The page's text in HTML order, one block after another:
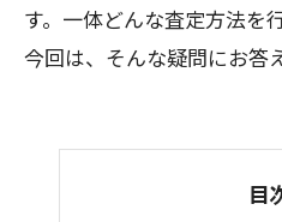
す。一体どんな査定方法を
今回は、そんな疑問にお答
目